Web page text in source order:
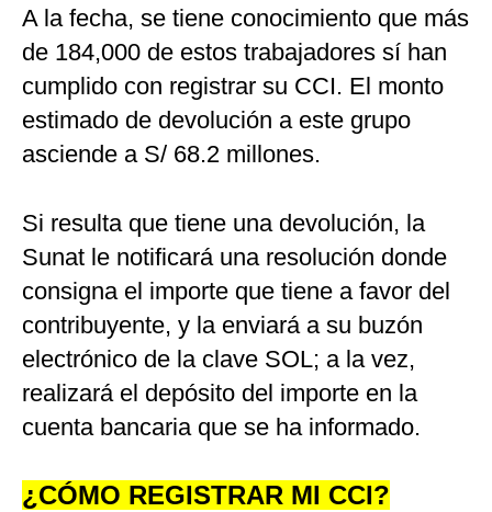
A la fecha, se tiene conocimiento que más
de 184,000 de estos trabajadores sí han
cumplido con registrar su CCI. El monto
estimado de devolución a este grupo
asciende a S/ 68.2 millones.
Si resulta que tiene una devolución, la
Sunat le notificará una resolución donde
consigna el importe que tiene a favor del
contribuyente, y la enviará a su buzón
electrónico de la clave SOL; a la vez,
realizará el depósito del importe en la
cuenta bancaria que se ha informado.
¿CÓMO REGISTRAR MI CCI?